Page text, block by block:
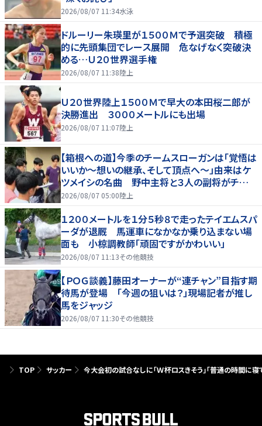
2026/08/07 11:34水泳
ドルーリー朱瑛里が１５００Ｍで予選突破 積極
的に先頭集団でレース展開 危なげなく突破決
める…Ｕ２０世界選手権
2026/08/07 11:38陸上
Ｕ２０世界陸上１５００Ｍで早大の本田桜二郎が
決勝進出 ３０００メートルにも出場
2026/08/07 11:07陸上
【箱根への道】今季のチームスローガンは「覚悟は
いいか～想いの継承、そして頂点へ～」由来はケ
ツメイシの名曲 野中主将と３人の副将がチーム
を引っ張る…夏合宿特集第１弾、国学院大
2026/08/07 05:00陸上
１２００メートルを１分５秒８で走ったテイエムスパ
ーダが退厩 馬運車になかなか乗り込まない場
面も 小椋調教師「頑固ですがかわいい」
2026/08/07 11:13その他競技
【ＰＯＧ談義】藤田オーナーが“連チャン”目指す期
待馬が登場 「今週の狙いは？」現場記者が推し
馬をジャッジ
2026/08/07 11:30その他競技
TOP サッカー 今大会初の試合なしに「Ｗ杯ロスきそう」「普通の時間に